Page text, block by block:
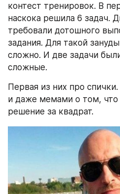
контест тренировок. В
наскока решила 6 задач.
требовали дотошного
задания. Для такой
сложно. И две задачи
сложные.
Первая из них про
и даже мемами о том, что
решение за квадрат.